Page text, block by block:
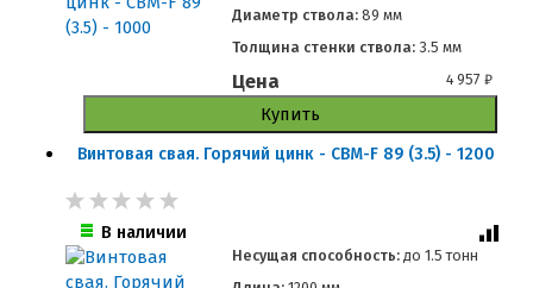
Диаметр ствола:89 мм
Толщина стенки ствола:3.5 мм
Цена 4 957₽
Купить
Винтовая свая. Горячий цинк - СВМ-F 89 (3.5) - 1200
В наличии
Несущая способность: до 1.5 тонн